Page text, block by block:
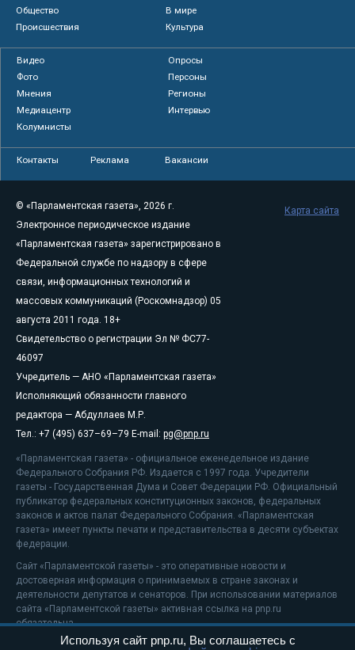
Общество
В мире
Происшествия
Культура
Видео
Опросы
Фото
Персоны
Мнения
Регионы
Медиацентр
Интервью
Колумнисты
Контакты Реклама Вакансии
© «Парламентская газета», 2026 г.
Электронное периодическое издание
«Парламентская газета» зарегистрировано в
Федеральной службе по надзору в сфере
связи, информационных технологий и
массовых коммуникаций (Роскомнадзор) 05
августа 2011 года. 18+
Свидетельство о регистрации Эл № ФС77-
46097
Учредитель — АНО «Парламентская газета»
Исполняющий обязанности главного
редактора — Абдуллаев М.Р.
Тел.: +7 (495) 637–69–79 E-mail: pg@pnp.ru
«Парламентская газета» - официальное еженедельное издание
Федерального Собрания РФ. Издается с 1997 года. Учредители
газеты - Государственная Дума и Совет Федерации РФ. Официальный
публикатор федеральных конституционных законов, федеральных
законов и актов палат Федерального Собрания. «Парламентская
газета» имеет пункты печати и представительства в десяти субъектах
федерации.
Сайт «Парламентской газеты» - это оперативные новости и
достоверная информация о принимаемых в стране законах и
деятельности депутатов и сенаторов. При использовании материалов
сайта «Парламентской газеты» активная ссылка на pnp.ru
обязательна.
На информационном ресурсе применяютсярекомендательные
Карта сайта
Используя сайт pnp.ru, Вы соглашаетесь с